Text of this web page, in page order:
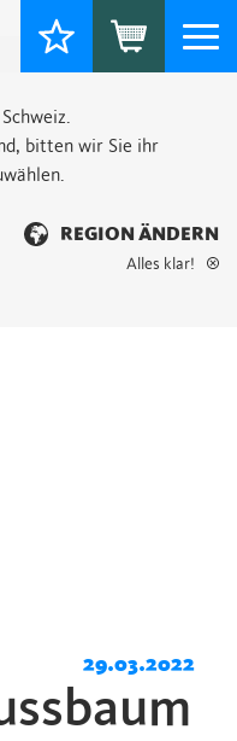
bitten wir Sie ihr
REGION ÄNDERN
Alles klar!
29.03.2022